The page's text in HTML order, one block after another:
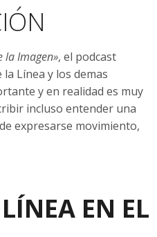
la Imagen», el podcast
Línea y los demas
y en realidad es muy
incluso entender una
expresarse movimiento,
EN EL